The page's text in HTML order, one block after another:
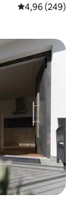
4,96 de uma
4,96 (249)